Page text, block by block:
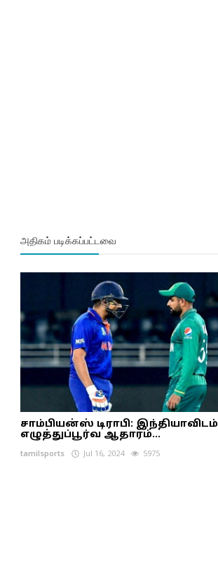
அதிகம் படிக்கப்பட்டவை
சாம்பியன்ஸ் டிராபி: இந்தியாவிடம்
எழுத்துப்பூர்வ ஆதாரம்...
tamilsports Jul 16, 2024 5975